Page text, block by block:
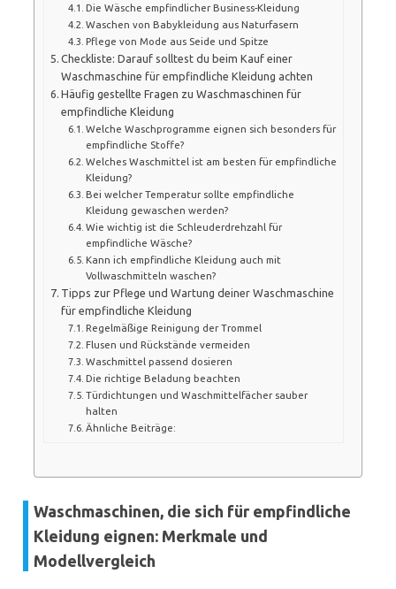
Die Wäsche empfindlicher Business-Kleidung
Waschen von Babykleidung aus Naturfasern
Pflege von Mode aus Seide und Spitze
Checkliste: Darauf solltest du beim Kauf einer
Waschmaschine für empfindliche Kleidung achten
Häufig gestellte Fragen zu Waschmaschinen für
empfindliche Kleidung
Welche Waschprogramme eignen sich besonders für
empfindliche Stoffe?
Welches Waschmittel ist am besten für empfindliche
Kleidung?
Bei welcher Temperatur sollte empfindliche
Kleidung gewaschen werden?
Wie wichtig ist die Schleuderdrehzahl für
empfindliche Wäsche?
Kann ich empfindliche Kleidung auch mit
Vollwaschmitteln waschen?
Tipps zur Pflege und Wartung deiner Waschmaschine
für empfindliche Kleidung
Regelmäßige Reinigung der Trommel
Flusen und Rückstände vermeiden
Waschmittel passend dosieren
Die richtige Beladung beachten
Türdichtungen und Waschmittelfächer sauber
halten
Ähnliche Beiträge:
Waschmaschinen, die sich für empfindliche
Kleidung eignen: Merkmale und
Modellvergleich